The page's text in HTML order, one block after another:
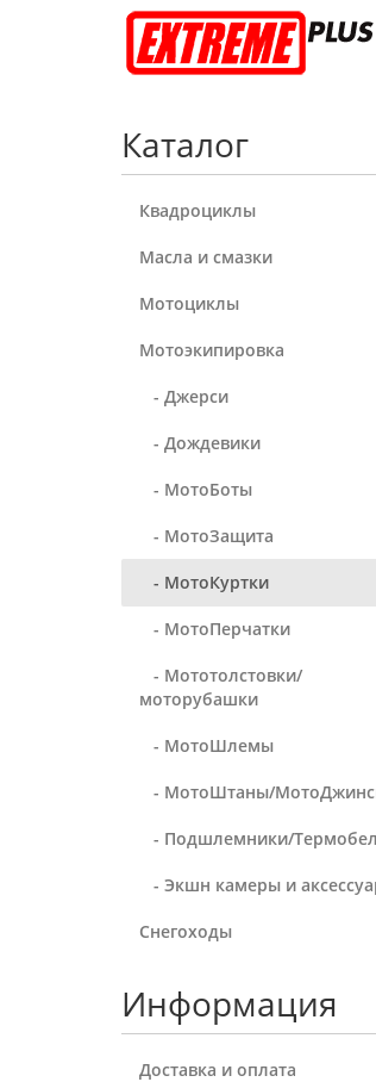
Каталог
Квадроциклы
Масла и смазки
Мотоциклы
Мотоэкипировка
- Джерси
- Дождевики
- МотоБоты
- МотоЗащита
- МотоКуртки
- МотоПерчатки
- Мототолстовки/
моторубашки
- МотоШлемы
- МотоШтаны/
- Подшлемники/
- Экшн камеры и
Снегоходы
Информация
Доставка и оплата